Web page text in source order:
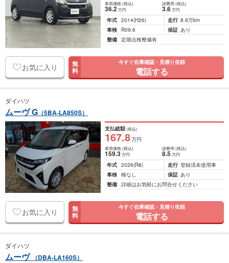
車両価格(税込)
36.2万円
諸費用 (税込)
3.6 万円
年式 2014(H26) 走行 8.9万km
車検
R09.6 保証 あり
整備 定期点検整備有
お気に入り 無
料
今すぐ在庫確認・見積り依頼
電話する
ダイハツ
ムーヴ G （5BA-LA850S）
支払総額(税込)
167.8万円
車両価格(税込)
159.3万円
諸費用 (税込)
8.5 万円
年式 2026(R8) 走行 登録済未使用車
車検 検なし 保証 あり
整備 詳細はお気軽にお問合せください
お気に入り 無
料
今すぐ在庫確認・見積り依頼
電話する
ダイハツ
ムーヴ （DBA-LA160S）